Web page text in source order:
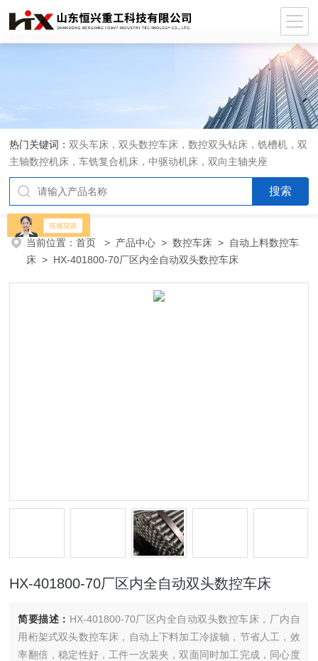
热门关键词：双头车床，双头数控车床，数控双头钻床，铣槽机，双
主轴数控机床，车铣复合机床，中驱动机床，双向主轴夹座
当前位置：首页 > 产品中心 >数控车床 > 自动上料数控车
床 > HX-401800-70厂区内全自动双头数控车床
HX-401800-70厂区内全自动双头数控车床
简要描述： HX-401800-70厂区内全自动双头数控车床，厂内自
用桁架式双头数控车床，自动上下料加工冷拔轴，节省人工，效
率翻倍，稳定性好，工件一次装夹，双面同时加工完成，同心度